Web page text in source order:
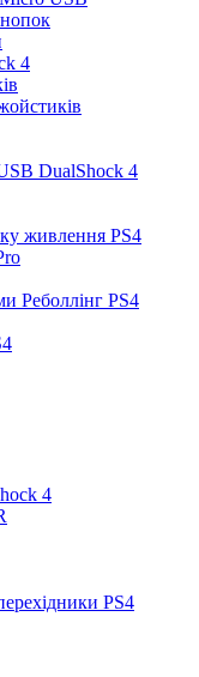
4
DualShock 4
живлення PS4
Реболлінг PS4
4
PS4